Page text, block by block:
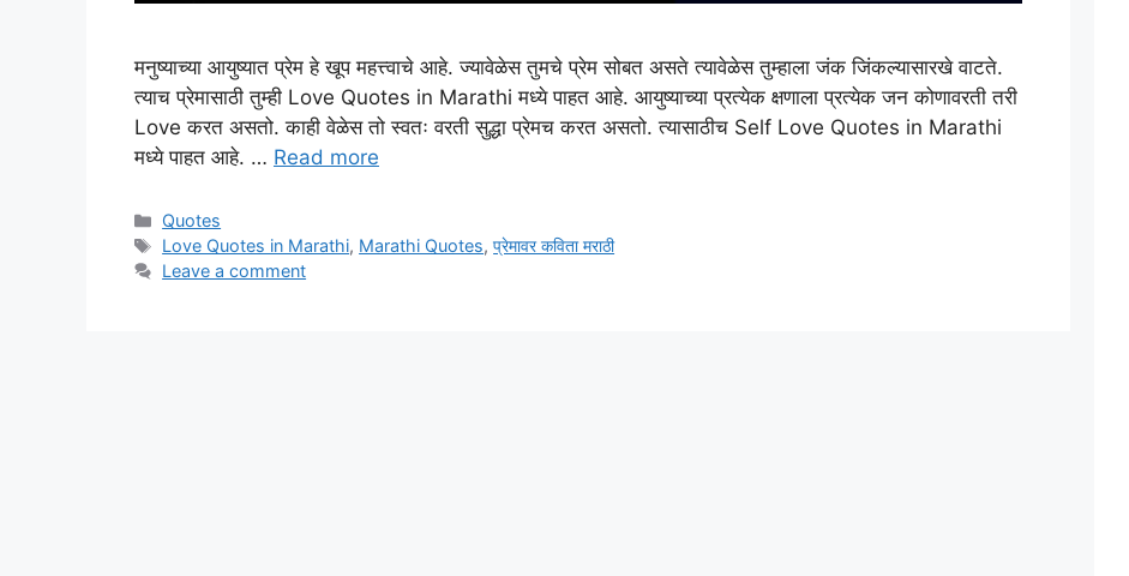
मनुष्याच्या आयुष्यात प्रेम हे खूप महत्त्वाचे आहे. ज्यावेळेस तुमचे प्रेम सोबत असते त्यावेळेस तुम्हाला जंक जिंकल्यासारखे वाटते.
त्याच प्रेमासाठी तुम्ही Love Quotes in Marathi मध्ये पाहत आहे. आयुष्याच्या प्रत्येक क्षणाला प्रत्येक जन कोणावरती तरी
Love करत असतो. काही वेळेस तो स्वतः वरती सुद्धा प्रेमच करत असतो. त्यासाठीच Self Love Quotes in Marathi
मध्ये पाहत आहे. … Read more
Categories
Quotes
Tags
Love Quotes in Marathi, Marathi Quotes,प्रेमावर कविता मराठी
Leave a comment